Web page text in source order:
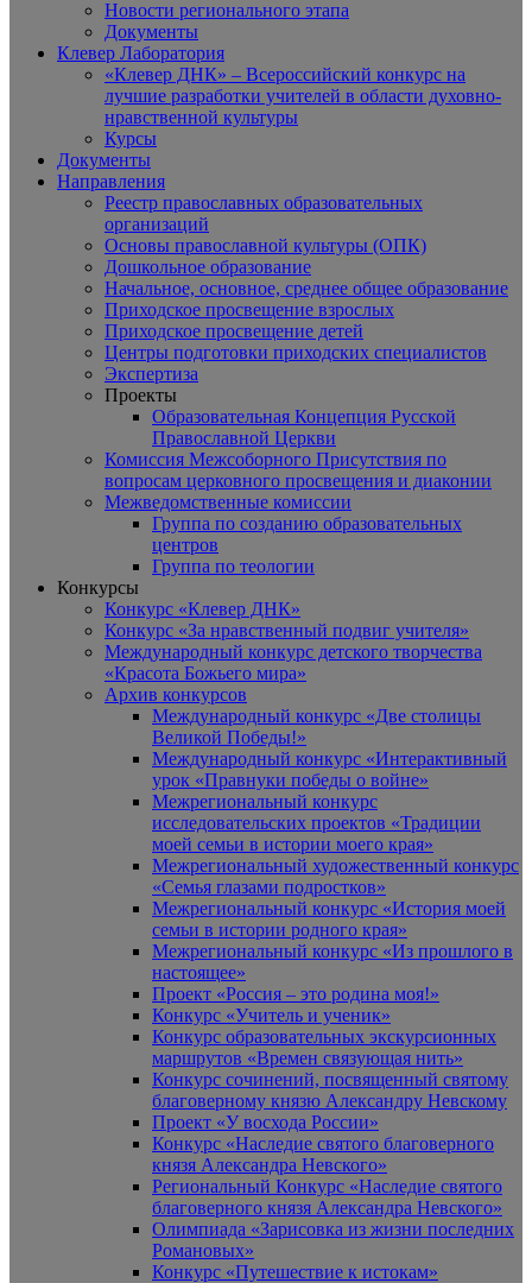
Новости регионального этапа
Документы
Клевер Лаборатория
«Клевер ДНК» – Всероссийский конкурс на
лучшие разработки учителей в области духовно-
нравственной культуры
Курсы
Документы
Направления
Реестр православных образовательных
организаций
Основы православной культуры (ОПК)
Дошкольное образование
Начальное, основное, среднее общее образование
Приходское просвещение взрослых
Приходское просвещение детей
Центры подготовки приходских специалистов
Экспертиза
Проекты
Образовательная Концепция Русской
Православной Церкви
Комиссия Межсоборного Присутствия по
вопросам церковного просвещения и диаконии
Межведомственные комиссии
Группа по созданию образовательных
центров
Группа по теологии
Конкурсы
Конкурс «Клевер ДНК»
Конкурс «За нравственный подвиг учителя»
Международный конкурс детского творчества
«Красота Божьего мира»
Архив конкурсов
Международный конкурс «Две столицы
Великой Победы!»
Международный конкурс «Интерактивный
урок «Правнуки победы о войне»
Межрегиональный конкурс
исследовательских проектов «Традиции
моей семьи в истории моего края»
Межрегиональный художественный конкурс
«Семья глазами подростков»
Межрегиональный конкурс «История моей
семьи в истории родного края»
Межрегиональный конкурс «Из прошлого в
настоящее»
Проект «Россия – это родина моя!»
Конкурс «Учитель и ученик»
Конкурс образовательных экскурсионных
маршрутов «Времен связующая нить»
Конкурс сочинений, посвященный святому
благоверному князю Александру Невскому
Проект «У восхода России»
Конкурс «Наследие святого благоверного
князя Александра Невского»
Региональный Конкурс «Наследие святого
благоверного князя Александра Невского»
Олимпиада «Зарисовка из жизни последних
Романовых»
Конкурс «Путешествие к истокам»